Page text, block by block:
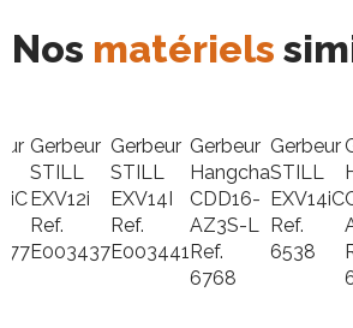
Type de mât
Triplex
Numéro de parc
5184
Type de pneu
Type
Longueur des fourches
1 150
Nos matériels
Gerbeur
STILL
EXV12i
Ref.
E003437
Gerbeur
STILL
EXV14I
Ref.
E003441
Gerbeur
Hangcha
CDD16-
AZ3S-L
Ref.
6768
Gerbeur
STILL
EXV14iC
Ref.
6538